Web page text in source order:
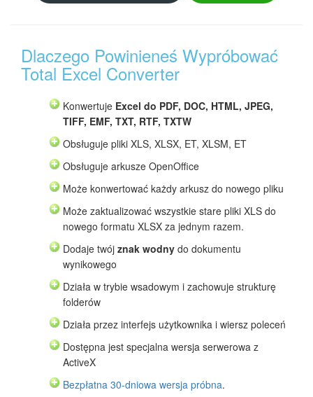
Dlaczego Powinieneś Wypróbować
Total Excel Converter
Konwertuje Excel do PDF, DOC, HTML, JPEG,
TIFF, EMF, TXT, RTF, TXTW
Obsługuje pliki XLS, XLSX, ET, XLSM, ET
Obsługuje arkusze OpenOffice
Może konwertować każdy arkusz do nowego pliku
Może zaktualizować wszystkie stare pliki XLS do
nowego formatu XLSX za jednym razem.
Dodaje twój znak wodny do dokumentu
wynikowego
Działa w trybie wsadowym i zachowuje strukturę
folderów
Działa przez interfejs użytkownika i wiersz poleceń
Dostępna jest specjalna wersja serwerowa z
ActiveX
Bezpłatna 30-dniowa wersja próbna.